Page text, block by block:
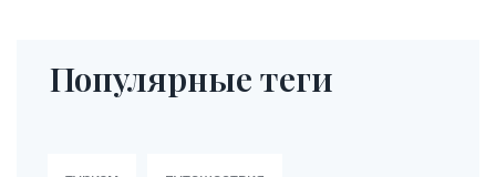
Популярные теги